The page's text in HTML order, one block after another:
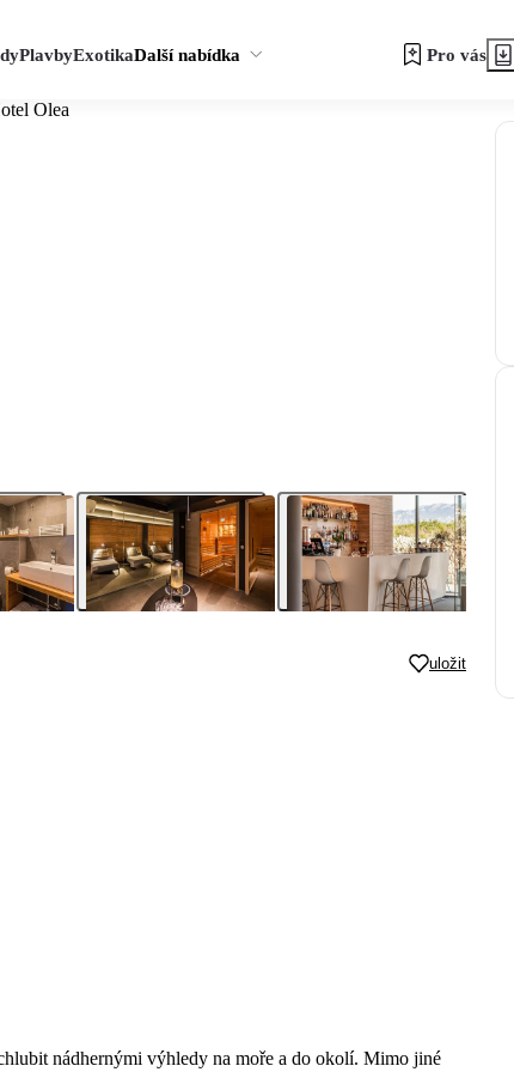
PlavbyExotikaDalší nabídka Pro vás
Olea
uložit
nádhernými výhledy na moře a do okolí. Mimo jiné